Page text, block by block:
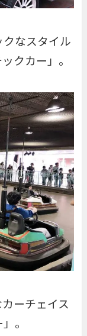
なスタイル
クカー 」。
ーチェイス
」。